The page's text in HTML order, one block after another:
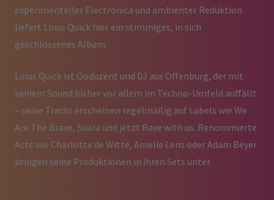
experimenteller Electronica und ambienter Reduktion
liefert Linus Quick hier ein stimmiges, in sich
geschlossenes Album.
Linus Quick ist Ooduzent und DJ aus Offenburg, der mit
seinem Sound bisher vor allem im Techno-Umfeld auffällt
– seine Tracks erscheinen regelmäßig auf Labels wie We
Are The Brave, Suara und jetzt Rave with us. Renommierte
Acts wie Charlotte de Witte, Amelie Lens oder Adam Beyer
bringen seine Produktionen in ihren Sets unter.